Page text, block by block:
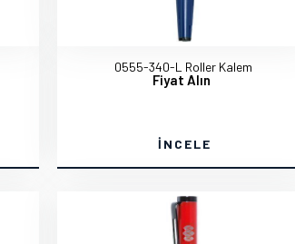
0555-340-L Roller Kalem
Fiyat Alın
İNCELE